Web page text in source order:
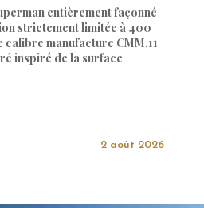
entièrement façonné
strictement limitée à 400
manufacture CMM.11
inspiré de la surface
2 août 2026